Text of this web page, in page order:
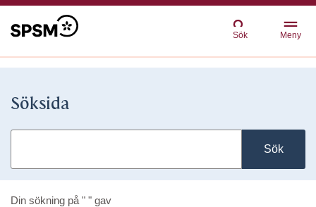
Sök Meny
Söksida
Sök
Din sökning på " " gav